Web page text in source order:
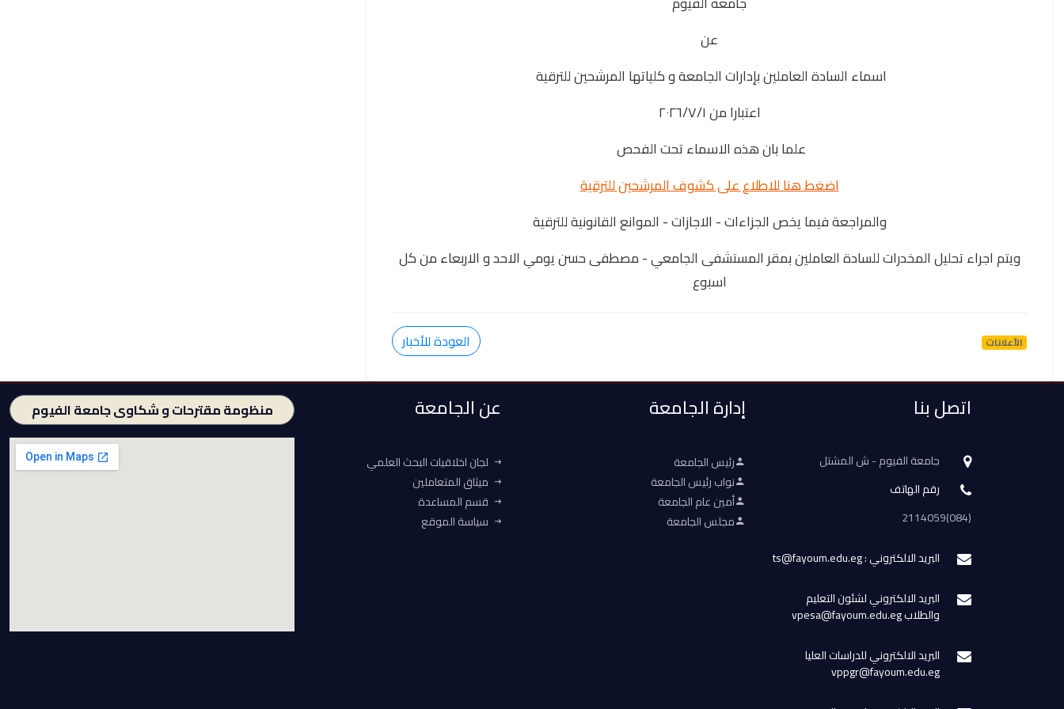
عن
اسماء السادة العاملين بإدارات الجامعة و كلياتها المرشحين للترقية
اعتبارا من ٢٠٢٦/٧/١
علما بان هذه الاسماء تحت الفحص
اضغط هنا للاطلاع على كشوف المرشحين للترقية
والمراجعة فيما يخص الجزاءات - الاجازات - الموانع القانونية للترقية
ويتم اجراء تحليل المخدرات للسادة العاملين بمقر المستشفى الجامعي - مصطفى حسن يومي الاحد و الاربعاء من كل
اسبوع
الأعلانات العودة للأخبار
اتصل بنا
جامعة الفيوم - ش المشتل
رقم الهاتف
(084)2114059
البريد الالكتروني : ts@fayoum.edu.eg
البريد الالكتروني لشئون التعليم
والطلاب vpesa@fayoum.edu.eg
البريد الالكتروني للدراسات العليا
vppgr@fayoum.edu.eg
إدارة الجامعة
رئيس الجامعة
نواب رئيس الجامعة
أمين عام الجامعة
مجلس الجامعة
عن الجامعة
لجان اخلاقيات البحث العلمي
ميثاق المتعاملين
قسم المساعدة
سياسة الموقع
منظومة مقترحات و شكاوى جامعة الفيوم